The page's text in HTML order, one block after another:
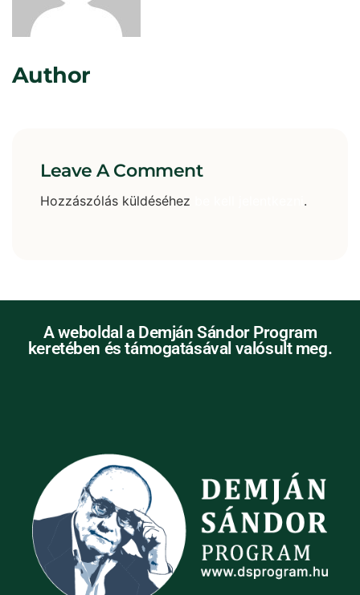
Author
Leave A Comment
Hozzászólás küldéséhez .
A weboldal a Demján Sándor Program
keretében és támogatásával valósult meg.